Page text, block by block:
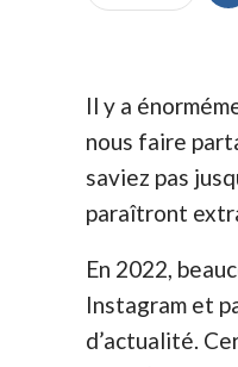
Il y a
nous faire
saviez pas
paraîtront
En 2022,
Instagram et
d’actualité.